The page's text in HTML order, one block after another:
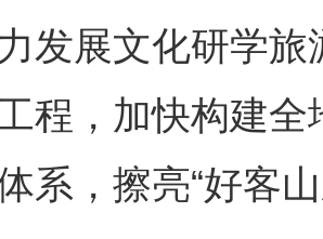
发展文化研学
程，加快构建
系，擦亮“好客